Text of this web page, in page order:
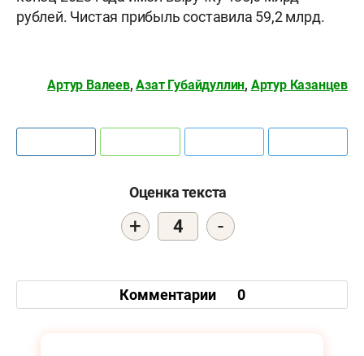
рублей. Чистая прибыль составила 59,2 млрд.
Артур Валеев,Азат Губайдуллин, Артур Казанцев
Оценка текста
+ 4 -
Комментарии 0